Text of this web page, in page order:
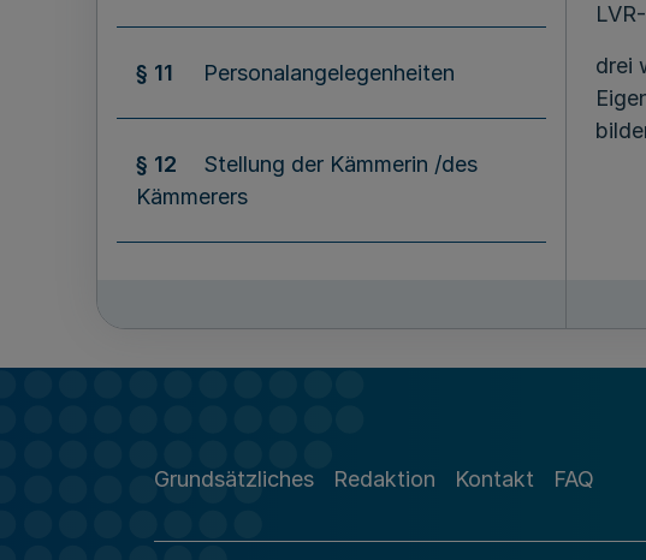
§ 11 Personalangelegenheiten
§ 12
Stellung der Kämmerin /des
Kämmerers
drei
(3)
Grundsätzliches Redaktion Kontakt FAQ